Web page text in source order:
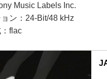
Music Labels Inc.
ン：24-Bit/48 kHz
flac